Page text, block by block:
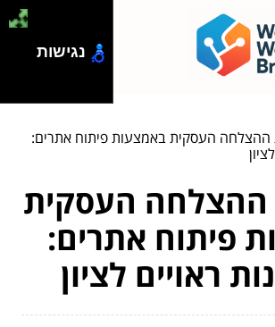
העסקית באמצעות פיתוח אתרים:
העסקית
פיתוח אתרים:
נגישות